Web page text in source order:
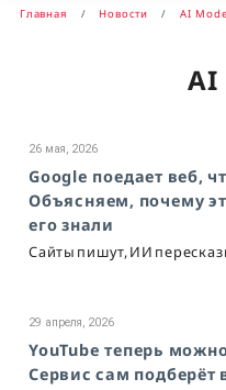
Главная Новости AI Mode
AI
26 мая, 2026
Google поедает веб,
Объясняем, почему
его знали
Сайты пишут, ИИ
29 апреля, 2026
YouTube теперь
Сервис сам подберёт